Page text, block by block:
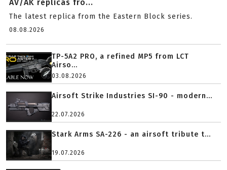
AV/AK replicas fro...
The latest replica from the Eastern Block series.
08.08.2026
TP-5A2 PRO, a refined MP5 from LCT
Airso...
03.08.2026
Airsoft Strike Industries SI-90 - modern...
22.07.2026
Stark Arms SA-226 - an airsoft tribute t...
19.07.2026